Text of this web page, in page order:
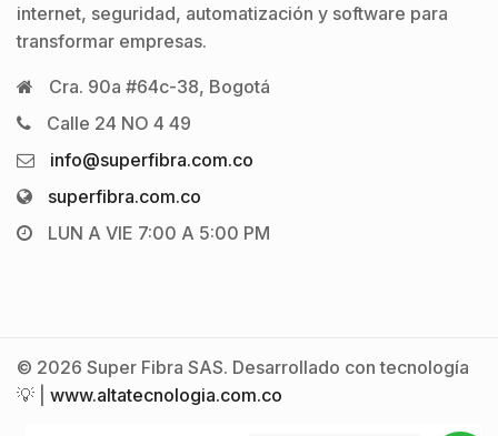
internet, seguridad, automatización y software para
transformar empresas.
Cra. 90a #64c-38, Bogotá
Calle 24 NO 4 49
info@superfibra.com.co
superfibra.com.co
LUN A VIE 7:00 A 5:00 PM
© 2026 Super Fibra SAS. Desarrollado con tecnología
💡 | www.altatecnologia.com.co